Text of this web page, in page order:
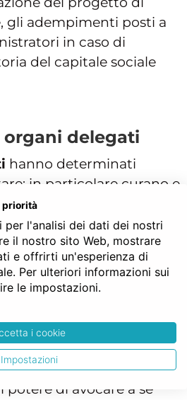
gli adempimenti posti a
in caso di
del capitale sociale
delegati
hanno determinati
in particolare curano e
organizzativo,
sia adeguato alla
dell’impresa,
al consiglio di
al collegio sindacale
possibile evoluzione,
di maggiore rilievo.
del consiglio di
potere di avocare a sé
priorità
per l'analisi dei dati dei nostri
il nostro sito Web, mostrare
e offrirti un'esperienza di
Per ulteriori informazioni sui
le impostazioni.
i cookie
Impostazioni